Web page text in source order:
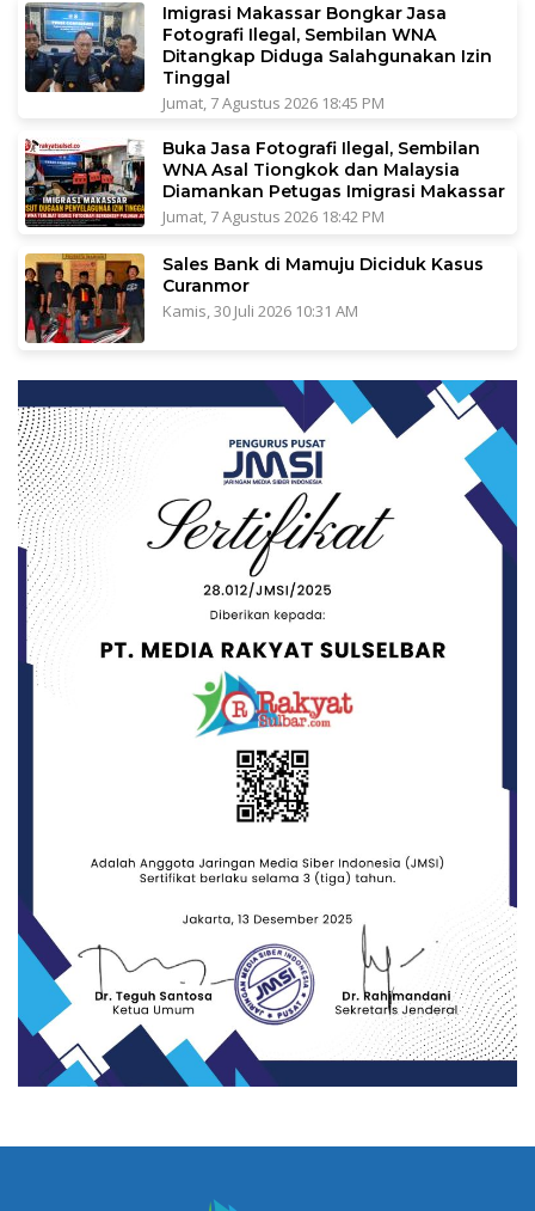
Imigrasi Makassar Bongkar Jasa
Fotografi Ilegal, Sembilan WNA
Ditangkap Diduga Salahgunakan Izin
Tinggal
Jumat, 7 Agustus 2026 18:45 PM
Buka Jasa Fotografi Ilegal, Sembilan
WNA Asal Tiongkok dan Malaysia
Diamankan Petugas Imigrasi Makassar
Jumat, 7 Agustus 2026 18:42 PM
Sales Bank di Mamuju Diciduk Kasus
Curanmor
Kamis, 30 Juli 2026 10:31 AM